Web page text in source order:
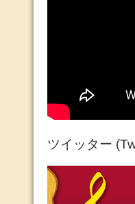
ツイッター